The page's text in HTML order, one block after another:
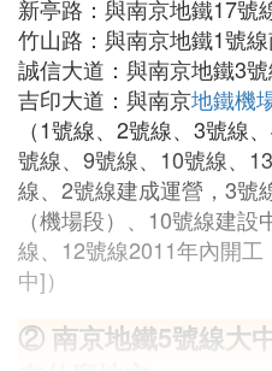
新亭路：與南京地鐵17號
竹山路：與南京地鐵1號
誠信大道：與南京地鐵3
吉印大道：與南京地鐵機
（1號線、2號線、3號線
號線、9號線、10號線、
線、2號線建成運營，3號
（機場段）、10號線建
線、12號線2011年內開
中]）
② 南京地鐵5號線大